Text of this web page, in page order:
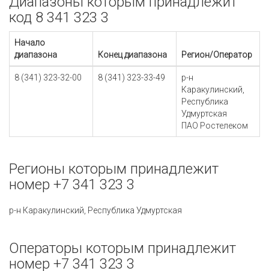
код 8 341 323 3
Начало
диапазона
Конец диапазона Регион/Оператор
8 (341) 323-32-00 8 (341) 323-33-49
р-н
Каракулинский,
Республика
Удмуртская
ПАО Ростелеком
Регионы которым принадлежит
номер +7 341 323 3
р-н Каракулинский, Республика Удмуртская
Операторы которым принадлежит
номер +7 341 323 3